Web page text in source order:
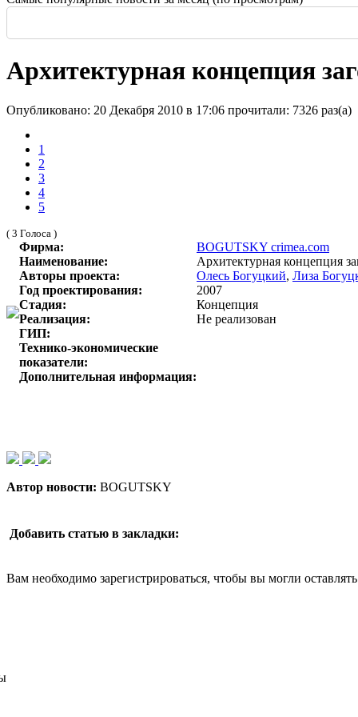
Архитектурная концепция
Опубликовано: 20 Декабря 2010 в 17:06 прочитали: 7326 раз(а)
1
2
3
4
5
( 3 Голоса )
Фирма:
BOGUTSKY crimea.com
Наименование:
Архитектурная концепция
Авторы проекта:
Олесь Богуцкий, Лиза
Год проектирования:
2007
Стадия:
Концепция
Реализация:
Не реализован
ГИП:
Технико-экономические
показатели:
Дополнительная информация:
Автор новости: BOGUTSKY
Добавить статью в закладки:
Вам необходимо зарегистрироваться, чтобы вы могли